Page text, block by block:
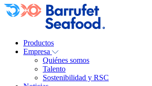
Productos
Empresa
Quiénes somos
Talento
Sostenibilidad y RSC